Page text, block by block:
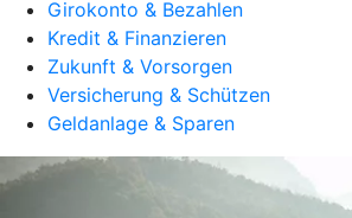
Girokonto & Bezahlen
Kredit & Finanzieren
Zukunft & Vorsorgen
Versicherung & Schützen
Geldanlage & Sparen